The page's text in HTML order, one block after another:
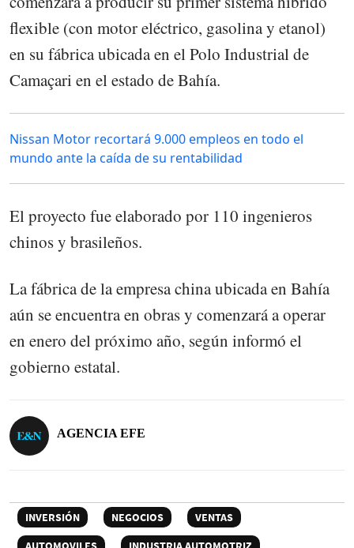
flexible (con motor eléctrico, gasolina y etanol)
en su fábrica ubicada en el Polo Industrial de
Camaçari en el estado de Bahía.
Nissan Motor recortará 9.000 empleos en todo el
mundo ante la caída de su rentabilidad
El proyecto fue elaborado por 110 ingenieros
chinos y brasileños.
La fábrica de la empresa china ubicada en Bahía
aún se encuentra en obras y comenzará a operar
en enero del próximo año, según informó el
gobierno estatal.
AGENCIA EFE
INVERSIÓN NEGOCIOS
VENTAS